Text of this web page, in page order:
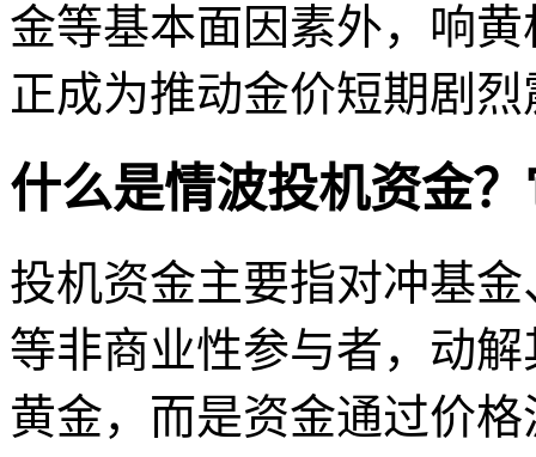
金等基本面因素外，响黄
正成为推动金价短期剧
什么是情波投机资金
投机资金主要指对冲基
等非商业性参与者，动
黄金，而是资金通过价